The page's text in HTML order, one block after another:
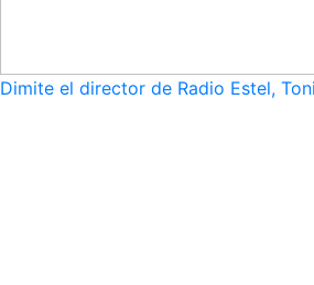
Dimite el director de Radio Estel,